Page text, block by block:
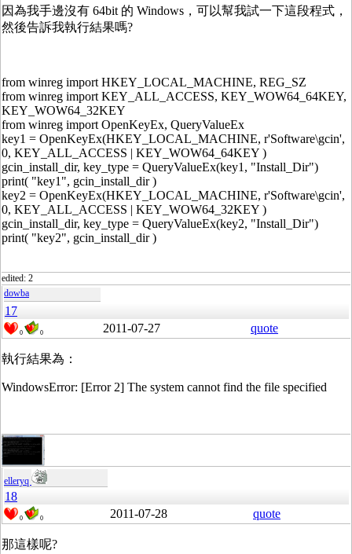
因為我手邊沒有 64bit 的 Windows，可以幫我試一下這段程式，
然後告訴我執行結果嗎?
from winreg import HKEY_LOCAL_MACHINE, REG_SZ
from winreg import KEY_ALL_ACCESS, KEY_WOW64_64KEY,
KEY_WOW64_32KEY
from winreg import OpenKeyEx, QueryValueEx
key1 = OpenKeyEx(HKEY_LOCAL_MACHINE, r'Software\gcin',
0, KEY_ALL_ACCESS | KEY_WOW64_64KEY )
gcin_install_dir, key_type = QueryValueEx(key1, "Install_Dir")
print( "key1", gcin_install_dir )
key2 = OpenKeyEx(HKEY_LOCAL_MACHINE, r'Software\gcin',
0, KEY_ALL_ACCESS | KEY_WOW64_32KEY )
gcin_install_dir, key_type = QueryValueEx(key2, "Install_Dir")
print( "key2", gcin_install_dir )
edited: 2
dowba
17
0 0 2011-07-27 quote
執行結果為：
WindowsError: [Error 2] The system cannot find the file specified
elleryq
18
0 0 2011-07-28 quote
那這樣呢?